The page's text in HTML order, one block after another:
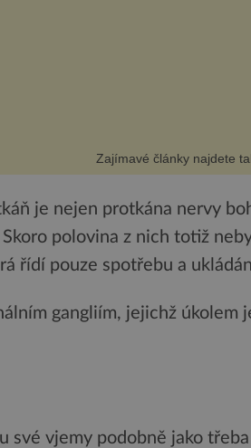
Zajímavé články najdete
je nejen protkána nervy
polovina z nich totiž
řídí pouze spotřebu a
gangliím, jejichž úkolem
vjemy podobně jako třeba